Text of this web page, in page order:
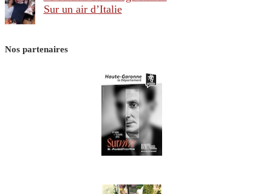
Sur un air d’Italie
Nos partenaires